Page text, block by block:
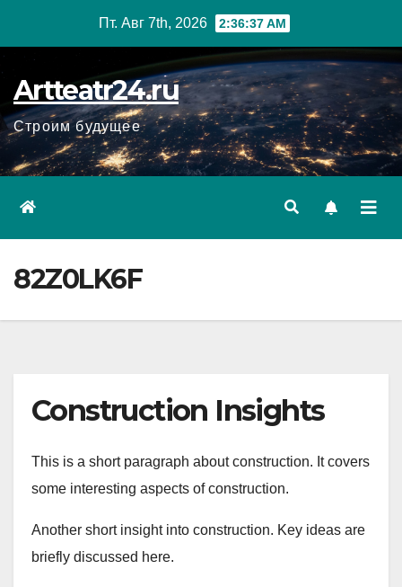
Пт. Авг 7th, 2026 2:36:38 AM
Artteatr24.ru
Строим будущее
82Z0LK6F
Construction Insights
This is a short paragraph about construction. It covers
some interesting aspects of construction.
Another short insight into construction. Key ideas are
briefly discussed here.